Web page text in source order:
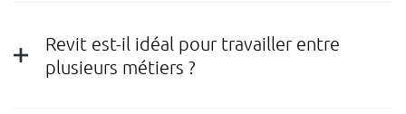
Revit est-il idéal pour travailler entre
plusieurs métiers ?